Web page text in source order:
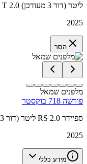
T 2.0 ליטר (דור 3 מעודכן)
2025
הסר
מלפנים שמאל
פורשה 718 בוקסטר
ספיידר RS 2.0 ליטר (דור 3 מעודכן)
2025
מידע כללי